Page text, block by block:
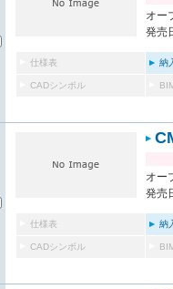
オー
発売
仕様表 納
CADシンボル
オー
発売
仕様表 納
CADシンボル